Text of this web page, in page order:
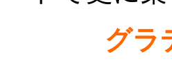
グラ